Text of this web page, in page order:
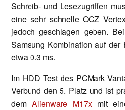
Schreib- und Lesezugriffen
eine sehr schnelle OCZ
jedoch geschlagen geben.
Samsung Kombination auf der
etwa 0.3 ms.
Im HDD Test des PCMark
Verbund den 5. Platz und ist
dem Alienware M17xmit